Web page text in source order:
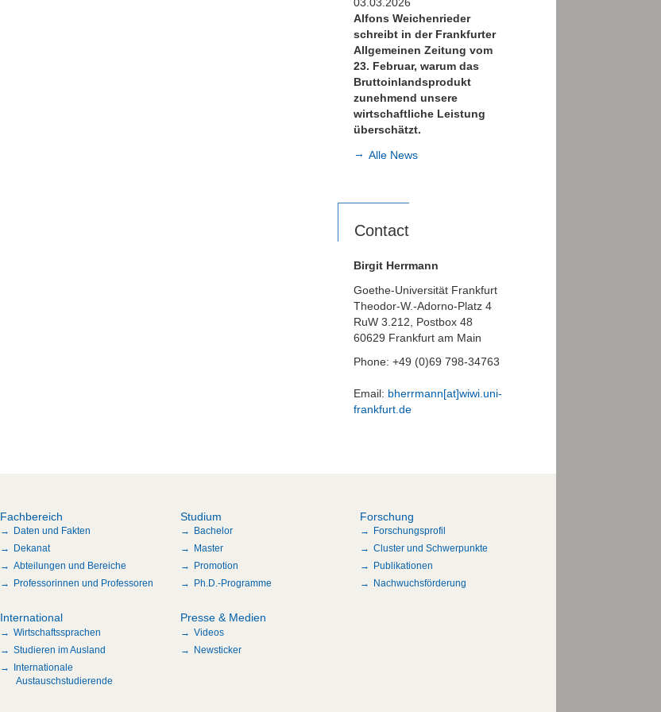
Alfons Weichenrieder
schreibt in der Frankfurter
Allgemeinen Zeitung vom
23. Februar, warum das
Bruttoinlandsprodukt
zunehmend unsere
wirtschaftliche Leistung
überschätzt.
Alle News
Contact
Birgit Herrmann
Goethe-Universität Frankfurt
Theodor-W.-Adorno-Platz 4
RuW 3.212, Postbox 48
60629 Frankfurt am Main
Phone: +49 (0)69 798-34763
Email: bherrmann[at]wiwi.uni-
frankfurt.de
Fachbereich
Daten und Fakten
Dekanat
Abteilungen und Bereiche
Professorinnen und Professoren
Studium
Bachelor
Master
Promotion
Ph.D.-Programme
Forschung
Forschungsprofil
Cluster und Schwerpunkte
Publikationen
Nachwuchsförderung
International
Wirtschaftssprachen
Studieren im Ausland
Internationale
Austauschstudierende
Presse & Medien
Videos
Newsticker